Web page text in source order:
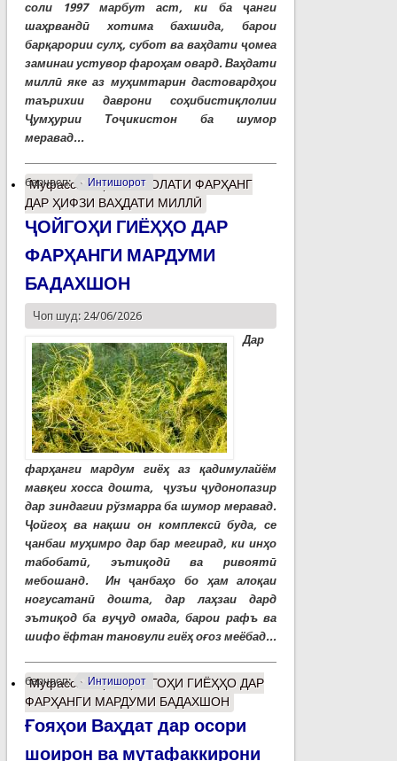
соли 1997 марбут аст, ки ба ҷанги
шаҳрвандӣ хотима бахшида, барои
барқарории сулҳ, субот ва ваҳдати ҷомеа
заминаи устувор фароҳам овард. Ваҳдати
миллӣ яке аз муҳимтарин дастовардҳои
таърихии даврони соҳибистиқлолии
Ҷумҳурии Тоҷикистон ба шумор
меравад...
барчасп: Интишорот
Муфассалтаро РИСОЛАТИ ФАРҲАНГ
ДАР ҲИФЗИ ВАҲДАТИ МИЛЛӢ
ҶОЙГОҲИ ГИЁҲҲО ДАР
ФАРҲАНГИ МАРДУМИ
БАДАХШОН
Чоп шуд: 24/06/2026
Дар
фарҳанги мардум гиёҳ аз қадимулайём
мавқеи хосса дошта, ҷузъи ҷудонопазир
дар зиндагии рўзмарра ба шумор меравад.
Ҷойгоҳ ва нақши он комплексӣ буда, се
ҷанбаи муҳимро дар бар мегирад, ки инҳо
табобатӣ, эътиқодӣ ва ривоятӣ
мебошанд. Ин ҷанбаҳо бо ҳам алоқаи
ногусатанӣ дошта, дар лаҳзаи дард
эътиқод ба вуҷуд омада, барои рафъ ва
шифо ёфтан тановули гиёҳ оғоз меёбад...
барчасп: Интишорот
Муфассалтаро ҶОЙГОҲИ ГИЁҲҲО ДАР
ФАРҲАНГИ МАРДУМИ БАДАХШОН
Ғояҳои Ваҳдат дар осори
шоирон ва мутафаккирони